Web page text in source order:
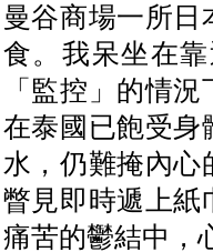
曼谷商場一所
食。我呆坐在
「監控」的情
在泰國已飽受身
水，仍難掩內心
瞥見即時遞上紙
痛苦的鬱結中，